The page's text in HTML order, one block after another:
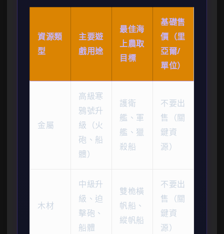
資源類
型
主要遊
戲用途
最佳海
上農取
目標
基礎售
價（里
亞爾/
單位）
金屬
高級寒
鴉號升
級（火
砲、船
體）
護衛
艦、軍
艦、獵
殺船
不要出
售（關
鍵資
源）
木材
中級升
級、迫
擊砲、
船體
雙桅橫
帆船、
縱帆船
不要出
售（關
鍵資
源）